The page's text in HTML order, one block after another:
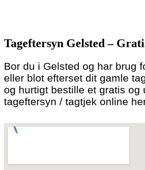
to
content
Tageftersyn Gelsted –
Bor du i Gelsted og har brug
eller blot efterset dit gamle
og hurtigt bestille et gratis og
tageftersyn / tagtjek online